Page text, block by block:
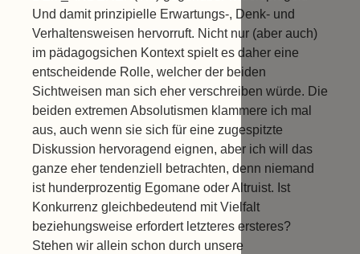
Und damit prinzipielle Erwartungs-, Denk- und
Verhaltensweisen hervorruft. Nicht nur (aber auch)
im pädagogsichen Kontext spielt es daher eine
entscheidende Rolle, welcher der beiden
Sichtweisen man sich eher verschreiben würde. Die
beiden extremen Absolutismen klammere ich mal
aus, auch wenn sie sich für eine zugespitzte
Diskussion hervoragend eignen, aber ich will das
ganze eher tendenziell betrachten, denn niemand
ist hunderprozentig Egomane oder Altruist. Ist
Konkurrenz gleichbedeutend mit Vielfalt
beziehungsweise erfordert letzteres ersteres?
Stehen wir allein schon durch unsere